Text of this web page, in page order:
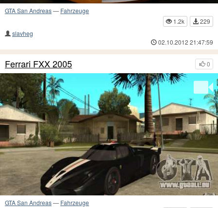
GTA San Andreas— Fahrzeuge
1.2k
229
slavheg
02.10.2012 21:47:59
0
Ferrari FXX 2005
GTA San Andreas— Fahrzeuge